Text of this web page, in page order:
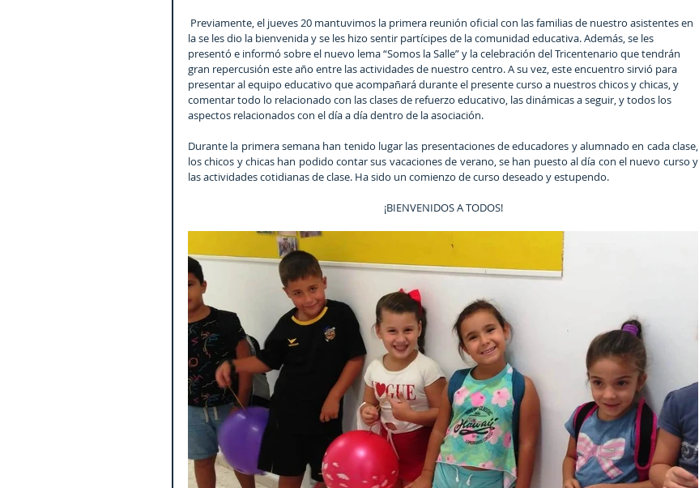
la se les dio la bienvenida y se les hizo sentir partícipes de la comunidad educativa. Además, se les
presentó e informó sobre el nuevo lema “Somos la Salle” y la celebración del Tricentenario que tendrán
gran repercusión este año entre las actividades de nuestro centro. A su vez, este encuentro sirvió para
presentar al equipo educativo que acompañará durante el presente curso a nuestros chicos y chicas, y
comentar todo lo relacionado con las clases de refuerzo educativo, las dinámicas a seguir, y todos los
aspectos relacionados con el día a día dentro de la asociación.
Durante la primera semana han tenido lugar las presentaciones de educadores y alumnado en cada clase,
los chicos y chicas han podido contar sus vacaciones de verano, se han puesto al día con el nuevo curso y
las actividades cotidianas de clase. Ha sido un comienzo de curso deseado y estupendo.
¡BIENVENIDOS A TODOS!